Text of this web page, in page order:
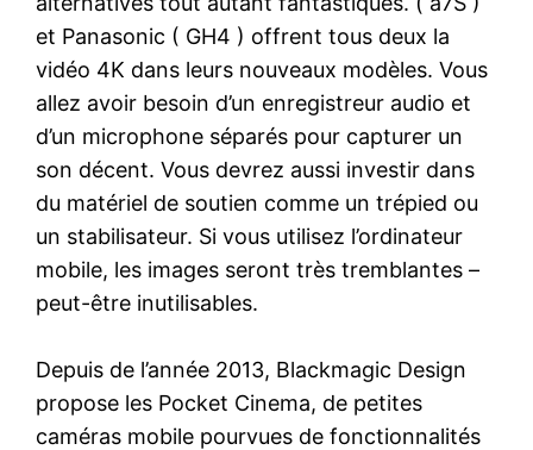
et Panasonic ( GH4 ) offrent tous deux la
vidéo 4K dans leurs nouveaux modèles. Vous
allez avoir besoin d’un enregistreur audio et
d’un microphone séparés pour capturer un
son décent. Vous devrez aussi investir dans
du matériel de soutien comme un trépied ou
un stabilisateur. Si vous utilisez l’ordinateur
mobile, les images seront très tremblantes –
peut-être inutilisables.
Depuis de l’année 2013, Blackmagic Design
propose les Pocket Cinema, de petites
caméras mobile pourvues de fonctionnalités